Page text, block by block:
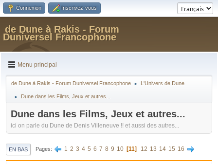
Connexion Inscrivez-vous
de Dune à Rakis - Forum
Duniversel Francophone
Menu principal
de Dune à Rakis - Forum Duniversel Francophone ► L'Univers de Dune
► Dune dans les Films, Jeux et autres...
Dune dans les Films, Jeux et autres...
ici on parle du Dune de Denis Villeneuve !! et aussi des autres...
EN BAS Pages 1 2 3 4 5 6 7 8 9 10 11 12 13 14 15 16